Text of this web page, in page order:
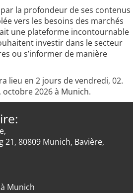
la profondeur de ses contenus
vers les besoins des marchés
une plateforme incontournable
investir dans le secteur
ou s’informer de manière
lieu en 2 jours de vendredi, 02.
2026 à Munich.
21, 80809 Munich, Bavière,
Munich